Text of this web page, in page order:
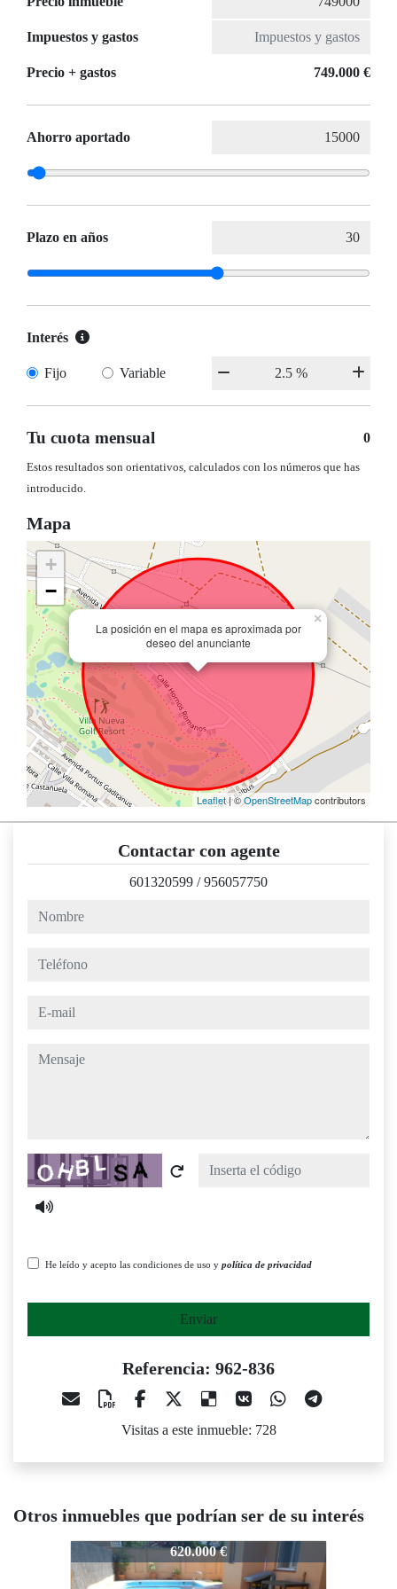
Impuestos y gastos
Precio + gastos 749.000 €
Ahorro aportado
Plazo en años
Interés
Fijo Variable
Tu cuota mensual 0
Estos resultados son orientativos, calculados con los números que has
introducido.
Mapa
La posición en el mapa es aproximada por
deseo del anunciante
×
+
−
Leaflet| ©OpenStreetMapcontributors
Contactar con agente
601320599 /956057750
nombre
teléfono
e-mail
mensaje
Captcha
He leído y acepto las condiciones de uso y política de privacidad
Enviar
Referencia: 962-836
Visitas a este inmueble: 728
Otros inmuebles que podrían ser de su interés
620.000 €
962-836 750.000 €